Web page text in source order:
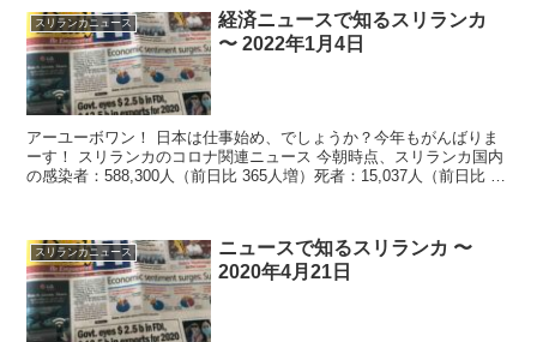
スリランカニュース
経済ニュースで知るスリランカ
〜 2022年1月4日
アーユーボワン！ 日本は仕事始め、でしょうか？今年もがんばりま
ーす！ スリランカのコロナ関連ニュース 今朝時点、スリランカ国内
の感染者：588,300人（前日比 365人増）死者：15,037人（前日比 18
スリランカニュース
ニュースで知るスリランカ 〜
2020年4月21日